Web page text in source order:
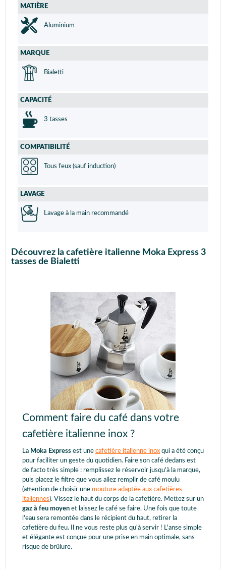
MATIÈRE
Aluminium
MARQUE
Bialetti
CAPACITÉ
3 tasses
COMPATIBILITÉ
Tous feux (sauf induction)
LAVAGE
Lavage à la main recommandé
Découvrez la cafetière italienne Moka Express 3
tasses de Bialetti
Comment faire du café dans votre
cafetière italienne inox ?
La Moka Express est une cafetière italienne inox qui a été conçu
pour faciliter un geste du quotidien. Faire son café dedans est
de facto très simple : remplissez le réservoir jusqu'à la marque,
puis placez le filtre que vous allez remplir de café moulu
(attention de choisir une mouture adaptée aux cafetières
italiennes). Vissez le haut du corps de la cafetière. Mettez sur un
gaz à feu moyen et laissez le café se faire. Une fois que toute
l'eau sera remontée dans le récipient du haut, retirer la
cafetière du feu. Il ne vous reste plus qu'à servir ! L'anse simple
et élégante est conçue pour une prise en main optimale, sans
risque de brûlure.